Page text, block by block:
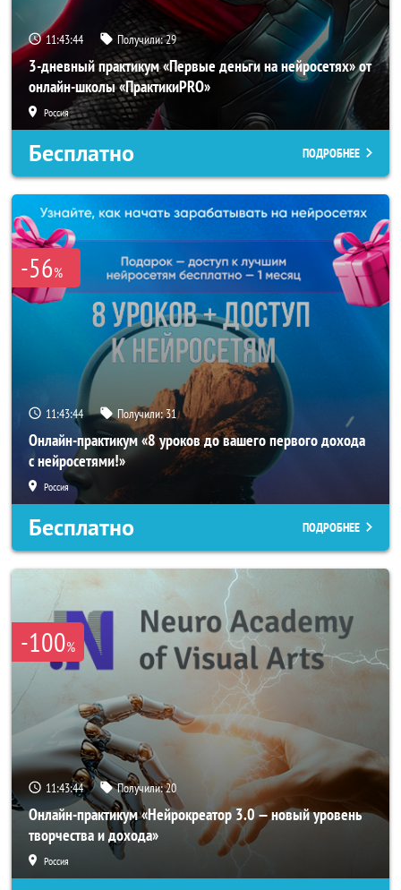
11:43:42 Получили:29
3-дневный практикум «Первые деньги на нейросетях» от
онлайн-школы «ПрактикиPRO»
Россия
Бесплатно ПОДРОБНЕЕ
-56%
11:43:42 Получили:31
Онлайн-практикум «8 уроков до вашего первого дохода
с нейросетями!»
Россия
Бесплатно ПОДРОБНЕЕ
-100%
11:43:42 Получили:20
Онлайн-практикум «Нейрокреатор 3.0 — новый уровень
творчества и дохода»
Россия